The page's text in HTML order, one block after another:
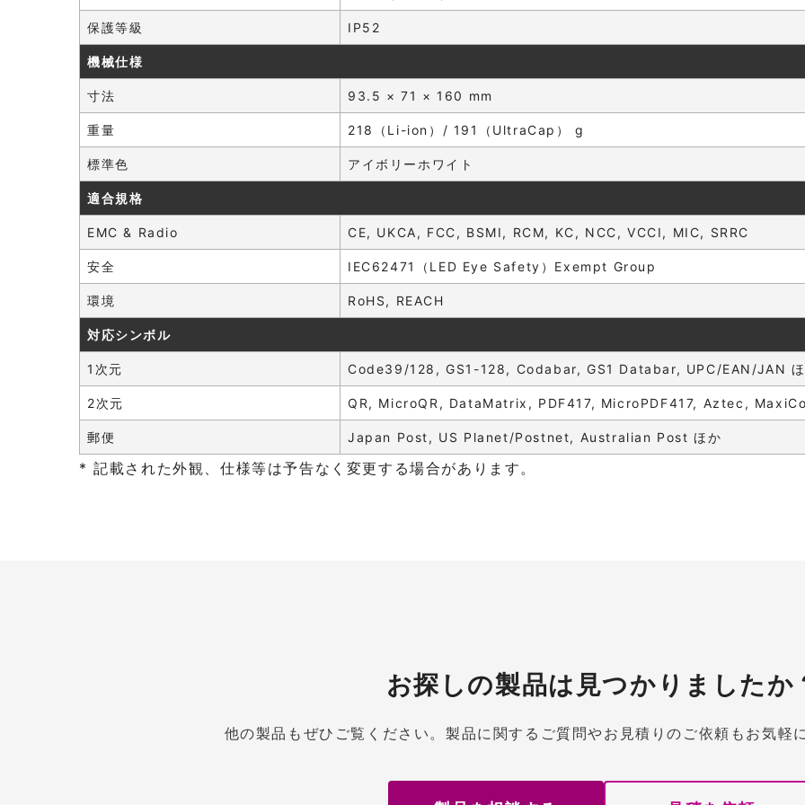
保護等級 IP52
機械仕様
寸法 93.5 × 71 × 160 mm
重量 218（Li-ion）/ 191（UltraCap） g
標準色 アイボリーホワイト
適合規格
EMC & Radio CE, UKCA, FCC, BSMI, RCM, KC, NCC, VCCI, MIC, SRRC
安全 IEC62471（LED Eye Safety）Exempt Group
環境 RoHS, REACH
対応シンボル
1次元 Code39/128, GS1-128, Codabar, GS1 Databar, UPC/EAN/JAN
2次元 QR, MicroQR, DataMatrix, PDF417, MicroPDF417, Aztec,
郵便 Japan Post, US Planet/Postnet, Australian Post ほか
* 記載された外観、仕様等は予告なく変更する場合があります。
お探しの製品は見つかりましたか
他の製品もぜひご覧ください。製品に関するご質問やお見積りのご依頼もお気軽